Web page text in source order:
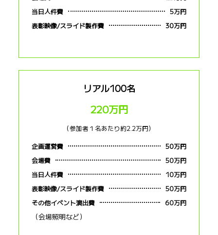
当日人件費
5万円
表彰映像/スライド製作費
30万円
リアル100名
220万円
（参加者１名あたり約2.2万円）
企画運営費
50万円
会場費
50万円
当日人件費
10万円
表彰映像/スライド製作費
50万円
その他イベント演出費
60万円
（会場照明など）